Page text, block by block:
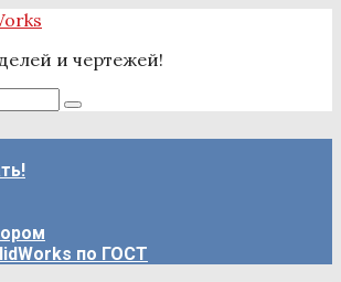
и чертежей!
по ГОСТ